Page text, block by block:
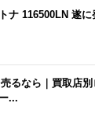
ナ 116500LN 遂
るなら｜買取店
...